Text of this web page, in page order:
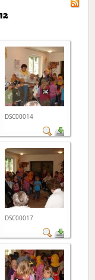
DSC00014
DSC00017